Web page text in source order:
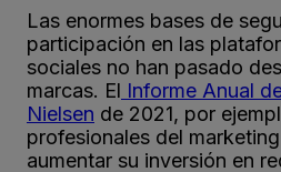
Las enormes bases de
participación en las
sociales no han pasado
marcas. El Informe Anual
Nielsen de 2021, por
profesionales del
aumentar su inversión en